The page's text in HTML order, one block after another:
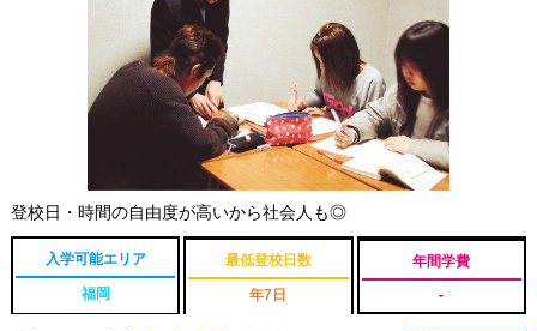
登校日・時間の自由度が高いから社会人も◎
入学可能エリア
福岡
最低登校日数
年7日
年間学費
-